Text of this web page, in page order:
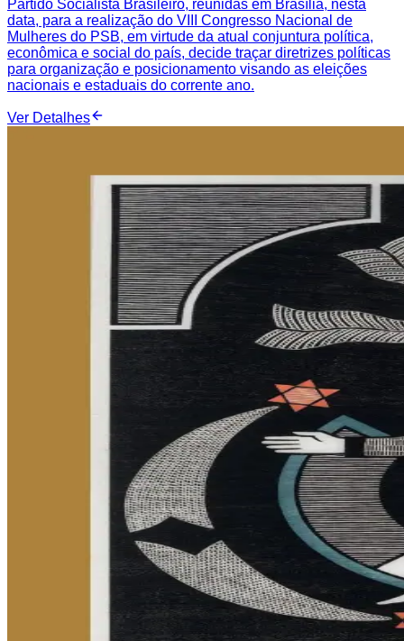
Partido Socialista Brasileiro, reunidas em Brasília, nesta
data, para a realização do VIII Congresso Nacional de
Mulheres do PSB, em virtude da atual conjuntura política,
econômica e social do país, decide traçar diretrizes políticas
para organização e posicionamento visando as eleições
nacionais e estaduais do corrente ano.
Ver Detalhes